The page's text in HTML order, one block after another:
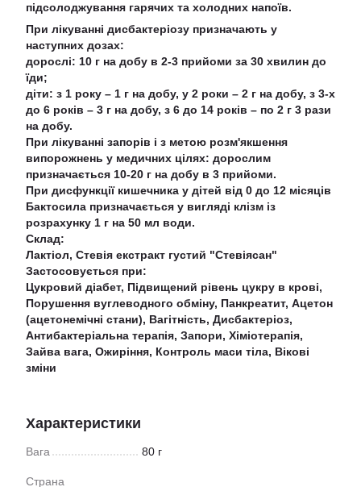
підсолоджування гарячих та холодних напоїв.
При лікуванні дисбактеріозу призначають у
наступних дозах:
дорослі: 10 г на добу в 2-3 прийоми за 30 хвилин до
їди;
діти: з 1 року – 1 г на добу, у 2 роки – 2 г на добу, з 3-х
до 6 років – 3 г на добу, з 6 до 14 років – по 2 г 3 рази
на добу.
При лікуванні запорів і з метою розм'якшення
випорожнень у медичних цілях: дорослим
призначається 10-20 г на добу в 3 прийоми.
При дисфункції кишечника у дітей від 0 до 12 місяців
Бактосила призначається у вигляді клізм із
розрахунку 1 г на 50 мл води.
Склад:
Лактіол, Стевія екстракт густий "Стевіясан"
Застосовується при:
Цукровий діабет, Підвищений рівень цукру в крові,
Порушення вуглеводного обміну, Панкреатит, Ацетон
(ацетонемічні стани), Вагітність, Дисбактеріоз,
Антибактеріальна терапія, Запори, Хіміотерапія,
Зайва вага, Ожиріння, Контроль маси тіла, Вікові
зміни
Характеристики
Вага 80 г
Страна